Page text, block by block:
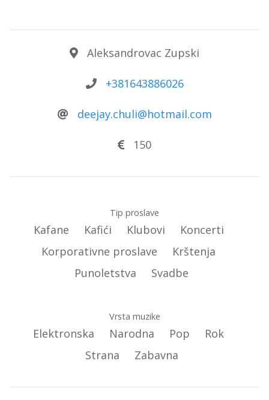
Aleksandrovac Zupski
+381643886026
deejay.chuli@hotmail.com
150
Tip proslave
Kafane Kafići Klubovi
Koncerti
Korporativne proslave
Krštenja
Punoletstva
Svadbe
Vrsta muzike
Elektronska Narodna Pop
Rok
Strana
Zabavna